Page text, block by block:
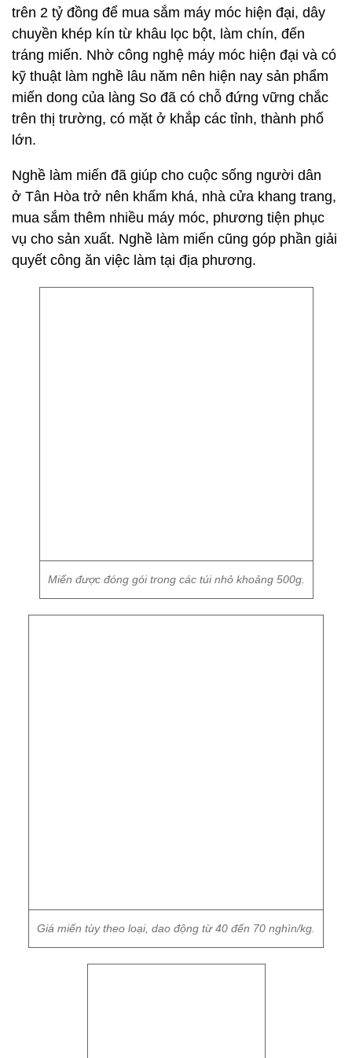
trên 2 tỷ đồng để mua sắm máy móc hiện đại, dây
chuyền khép kín từ khâu lọc bột, làm chín, đến
tráng miến. Nhờ công nghệ máy móc hiện đại và có
kỹ thuật làm nghề lâu năm nên hiện nay sản phẩm
miến dong của làng So đã có chỗ đứng vững chắc
trên thị trường, có mặt ở khắp các tỉnh, thành phố
lớn.
Nghề làm miến đã giúp cho cuộc sống người dân
ở Tân Hòa trở nên khấm khá, nhà cửa khang trang,
mua sắm thêm nhiều máy móc, phương tiện phục
vụ cho sản xuất. Nghề làm miến cũng góp phần giải
quyết công ăn việc làm tại địa phương.
Miến được đóng gói trong các túi nhỏ khoảng 500g.
Giá miến tùy theo loại, dao động từ 40 đến 70 nghìn/kg.